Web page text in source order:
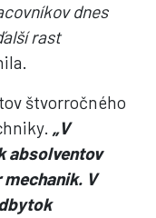
dnes
rast
štvorročného
„V
absolventov
V